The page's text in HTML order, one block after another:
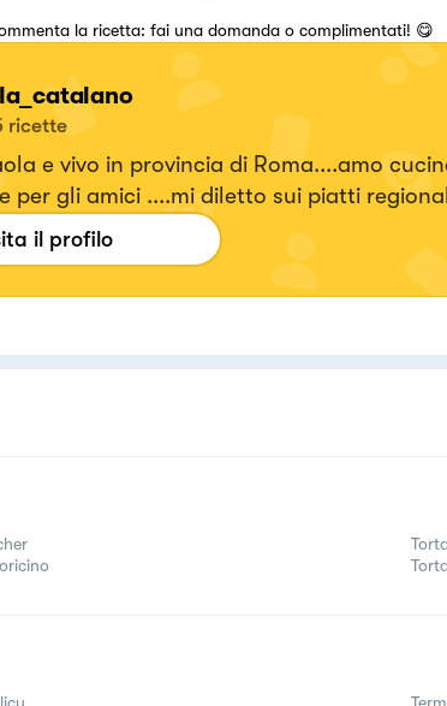
la ricetta: fai una domanda o complimentati! 😋
ricette
e vivo in provincia di Roma....amo
per gli amici ....mi diletto sui piatti
Su... #fattierifattiamodomio
il profilo